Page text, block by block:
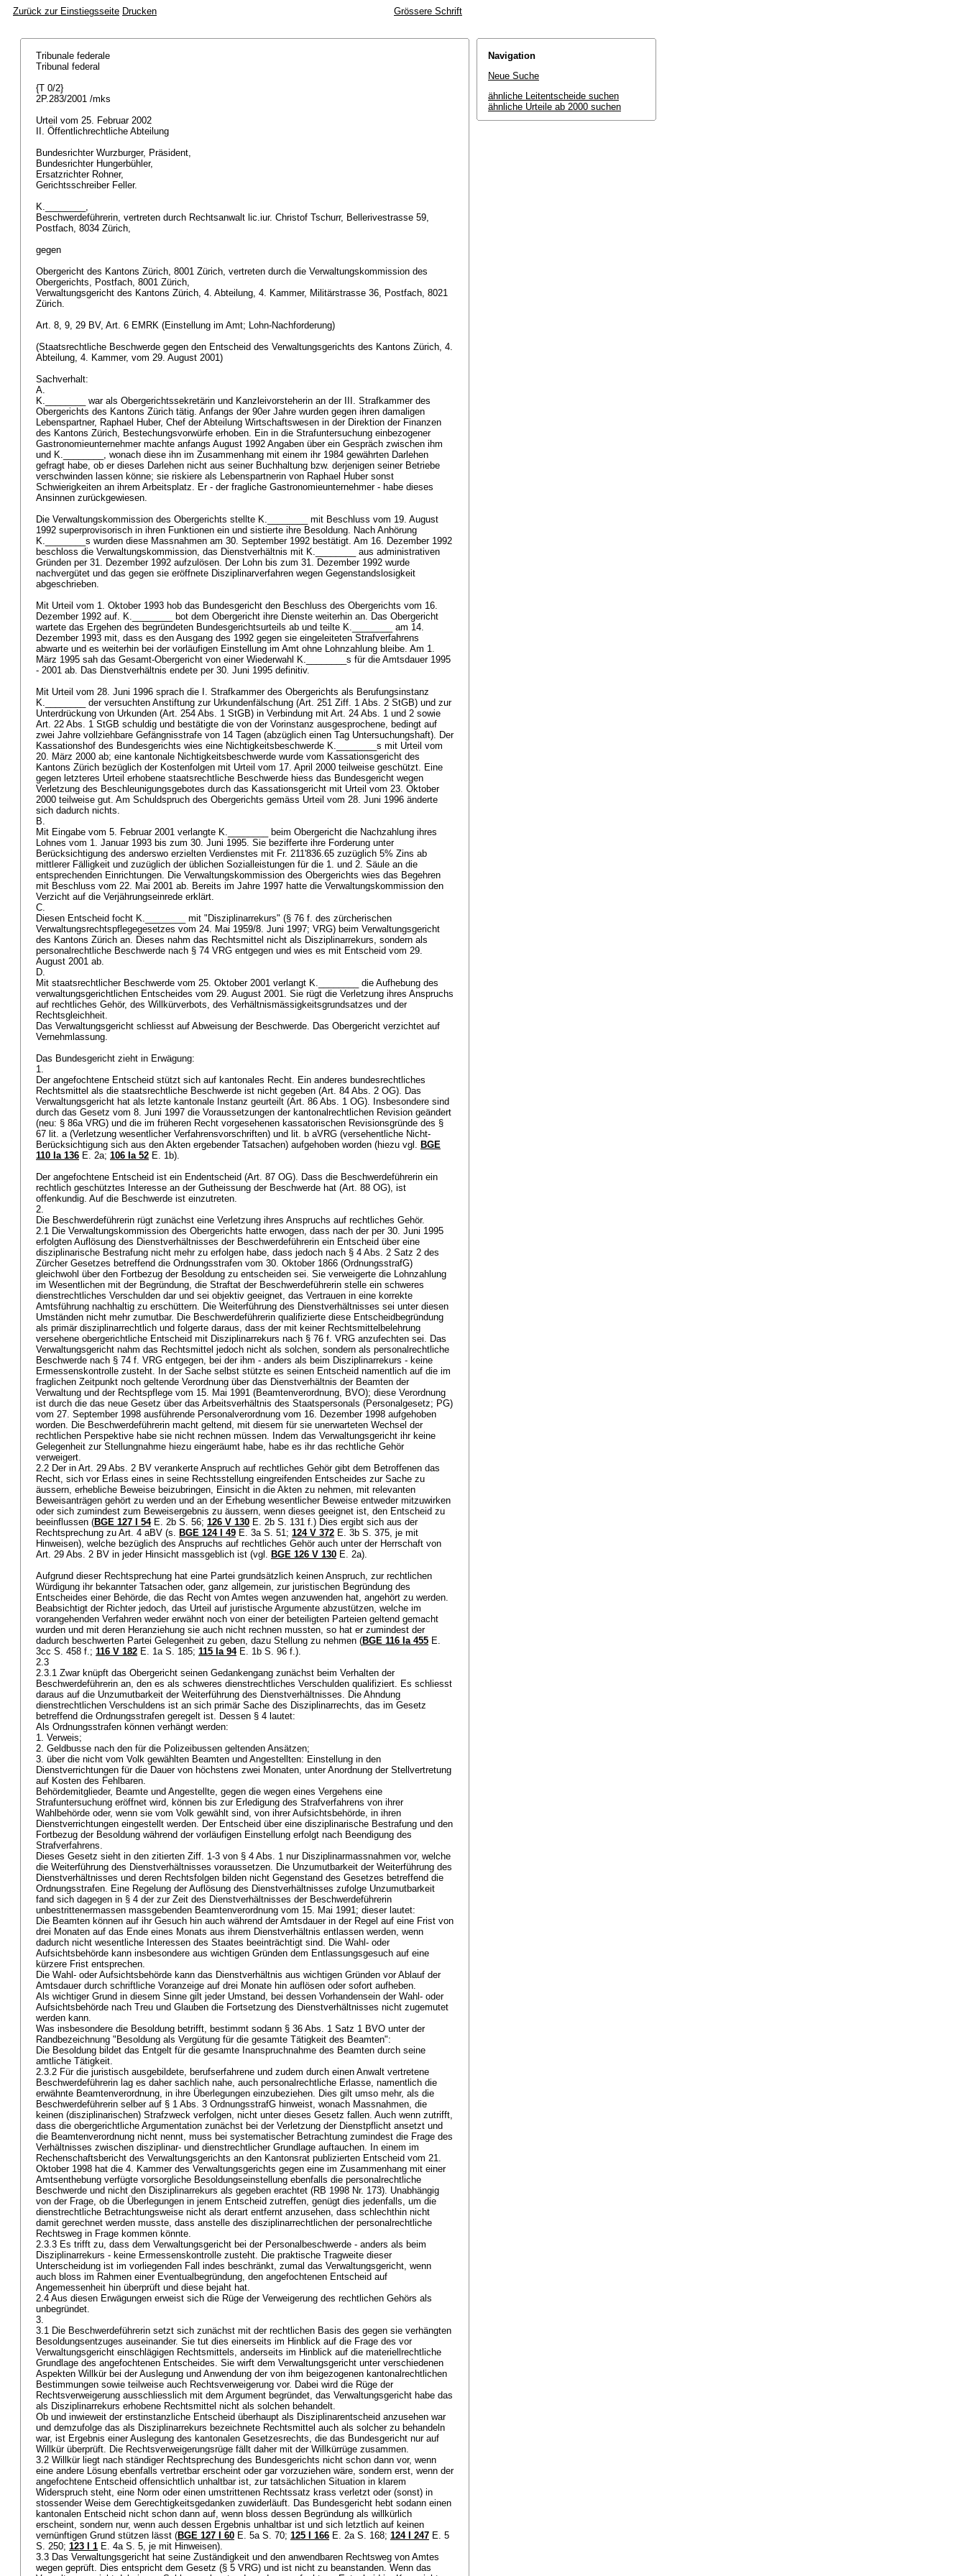
Zurück zur Einstiegsseite Drucken Grössere Schrift
Tribunale federale
Tribunal federal
{T 0/2}
2P.283/2001 /mks
Urteil vom 25. Februar 2002
II. Öffentlichrechtliche Abteilung
Bundesrichter Wurzburger, Präsident,
Bundesrichter Hungerbühler,
Ersatzrichter Rohner,
Gerichtsschreiber Feller.
K.________,
Beschwerdeführerin, vertreten durch Rechtsanwalt lic.iur. Christof Tschurr, Bellerivestrasse 59,
Postfach, 8034 Zürich,
gegen
Obergericht des Kantons Zürich, 8001 Zürich, vertreten durch die Verwaltungskommission des
Obergerichts, Postfach, 8001 Zürich,
Verwaltungsgericht des Kantons Zürich, 4. Abteilung, 4. Kammer, Militärstrasse 36, Postfach, 8021
Zürich.
Art. 8, 9, 29 BV, Art. 6 EMRK (Einstellung im Amt; Lohn-Nachforderung)
(Staatsrechtliche Beschwerde gegen den Entscheid des Verwaltungsgerichts des Kantons Zürich, 4.
Abteilung, 4. Kammer, vom 29. August 2001)
Sachverhalt:
A.
K.________ war als Obergerichtssekretärin und Kanzleivorsteherin an der III. Strafkammer des
Obergerichts des Kantons Zürich tätig. Anfangs der 90er Jahre wurden gegen ihren damaligen
Lebenspartner, Raphael Huber, Chef der Abteilung Wirtschaftswesen in der Direktion der Finanzen
des Kantons Zürich, Bestechungsvorwürfe erhoben. Ein in die Strafuntersuchung einbezogener
Gastronomieunternehmer machte anfangs August 1992 Angaben über ein Gespräch zwischen ihm
und K.________, wonach diese ihn im Zusammenhang mit einem ihr 1984 gewährten Darlehen
gefragt habe, ob er dieses Darlehen nicht aus seiner Buchhaltung bzw. derjenigen seiner Betriebe
verschwinden lassen könne; sie riskiere als Lebenspartnerin von Raphael Huber sonst
Schwierigkeiten an ihrem Arbeitsplatz. Er - der fragliche Gastronomieunternehmer - habe dieses
Ansinnen zurückgewiesen.
Die Verwaltungskommission des Obergerichts stellte K.________ mit Beschluss vom 19. August
1992 superprovisorisch in ihren Funktionen ein und sistierte ihre Besoldung. Nach Anhörung
K.________s wurden diese Massnahmen am 30. September 1992 bestätigt. Am 16. Dezember 1992
beschloss die Verwaltungskommission, das Dienstverhältnis mit K.________ aus administrativen
Gründen per 31. Dezember 1992 aufzulösen. Der Lohn bis zum 31. Dezember 1992 wurde
nachvergütet und das gegen sie eröffnete Disziplinarverfahren wegen Gegenstandslosigkeit
abgeschrieben.
Mit Urteil vom 1. Oktober 1993 hob das Bundesgericht den Beschluss des Obergerichts vom 16.
Dezember 1992 auf. K.________ bot dem Obergericht ihre Dienste weiterhin an. Das Obergericht
wartete das Ergehen des begründeten Bundesgerichtsurteils ab und teilte K.________ am 14.
Dezember 1993 mit, dass es den Ausgang des 1992 gegen sie eingeleiteten Strafverfahrens
abwarte und es weiterhin bei der vorläufigen Einstellung im Amt ohne Lohnzahlung bleibe. Am 1.
März 1995 sah das Gesamt-Obergericht von einer Wiederwahl K.________s für die Amtsdauer 1995
- 2001 ab. Das Dienstverhältnis endete per 30. Juni 1995 definitiv.
Mit Urteil vom 28. Juni 1996 sprach die I. Strafkammer des Obergerichts als Berufungsinstanz
K.________ der versuchten Anstiftung zur Urkundenfälschung (Art. 251 Ziff. 1 Abs. 2 StGB) und zur
Unterdrückung von Urkunden (Art. 254 Abs. 1 StGB) in Verbindung mit Art. 24 Abs. 1 und 2 sowie
Art. 22 Abs. 1 StGB schuldig und bestätigte die von der Vorinstanz ausgesprochene, bedingt auf
zwei Jahre vollziehbare Gefängnisstrafe von 14 Tagen (abzüglich einen Tag Untersuchungshaft). Der
Kassationshof des Bundesgerichts wies eine Nichtigkeitsbeschwerde K.________s mit Urteil vom
20. März 2000 ab; eine kantonale Nichtigkeitsbeschwerde wurde vom Kassationsgericht des
Kantons Zürich bezüglich der Kostenfolgen mit Urteil vom 17. April 2000 teilweise geschützt. Eine
gegen letzteres Urteil erhobene staatsrechtliche Beschwerde hiess das Bundesgericht wegen
Verletzung des Beschleunigungsgebotes durch das Kassationsgericht mit Urteil vom 23. Oktober
2000 teilweise gut. Am Schuldspruch des Obergerichts gemäss Urteil vom 28. Juni 1996 änderte
sich dadurch nichts.
B.
Mit Eingabe vom 5. Februar 2001 verlangte K.________ beim Obergericht die Nachzahlung ihres
Lohnes vom 1. Januar 1993 bis zum 30. Juni 1995. Sie bezifferte ihre Forderung unter
Berücksichtigung des anderswo erzielten Verdienstes mit Fr. 211'836.65 zuzüglich 5% Zins ab
mittlerer Fälligkeit und zuzüglich der üblichen Sozialleistungen für die 1. und 2. Säule an die
entsprechenden Einrichtungen. Die Verwaltungskommission des Obergerichts wies das Begehren
mit Beschluss vom 22. Mai 2001 ab. Bereits im Jahre 1997 hatte die Verwaltungskommission den
Verzicht auf die Verjährungseinrede erklärt.
C.
Diesen Entscheid focht K.________ mit "Disziplinarrekurs" (§ 76 f. des zürcherischen
Verwaltungsrechtspflegegesetzes vom 24. Mai 1959/8. Juni 1997; VRG) beim Verwaltungsgericht
des Kantons Zürich an. Dieses nahm das Rechtsmittel nicht als Disziplinarrekurs, sondern als
personalrechtliche Beschwerde nach § 74 VRG entgegen und wies es mit Entscheid vom 29.
August 2001 ab.
D.
Mit staatsrechtlicher Beschwerde vom 25. Oktober 2001 verlangt K.________ die Aufhebung des
verwaltungsgerichtlichen Entscheides vom 29. August 2001. Sie rügt die Verletzung ihres Anspruchs
auf rechtliches Gehör, des Willkürverbots, des Verhältnismässigkeitsgrundsatzes und der
Rechtsgleichheit.
Das Verwaltungsgericht schliesst auf Abweisung der Beschwerde. Das Obergericht verzichtet auf
Vernehmlassung.
Das Bundesgericht zieht in Erwägung:
1.
Der angefochtene Entscheid stützt sich auf kantonales Recht. Ein anderes bundesrechtliches
Rechtsmittel als die staatsrechtliche Beschwerde ist nicht gegeben (Art. 84 Abs. 2 OG). Das
Verwaltungsgericht hat als letzte kantonale Instanz geurteilt (Art. 86 Abs. 1 OG). Insbesondere sind
durch das Gesetz vom 8. Juni 1997 die Voraussetzungen der kantonalrechtlichen Revision geändert
(neu: § 86a VRG) und die im früheren Recht vorgesehenen kassatorischen Revisionsgründe des §
67 lit. a (Verletzung wesentlicher Verfahrensvorschriften) und lit. b aVRG (versehentliche Nicht-
Berücksichtigung sich aus den Akten ergebender Tatsachen) aufgehoben worden (hiezu vgl. BGE
110 Ia 136 E. 2a; 106 Ia 52 E. 1b).
Der angefochtene Entscheid ist ein Endentscheid (Art. 87 OG). Dass die Beschwerdeführerin ein
rechtlich geschütztes Interesse an der Gutheissung der Beschwerde hat (Art. 88 OG), ist
offenkundig. Auf die Beschwerde ist einzutreten.
2.
Die Beschwerdeführerin rügt zunächst eine Verletzung ihres Anspruchs auf rechtliches Gehör.
2.1 Die Verwaltungskommission des Obergerichts hatte erwogen, dass nach der per 30. Juni 1995
erfolgten Auflösung des Dienstverhältnisses der Beschwerdeführerin ein Entscheid über eine
disziplinarische Bestrafung nicht mehr zu erfolgen habe, dass jedoch nach § 4 Abs. 2 Satz 2 des
Zürcher Gesetzes betreffend die Ordnungsstrafen vom 30. Oktober 1866 (OrdnungsstrafG)
gleichwohl über den Fortbezug der Besoldung zu entscheiden sei. Sie verweigerte die Lohnzahlung
im Wesentlichen mit der Begründung, die Straftat der Beschwerdeführerin stelle ein schweres
dienstrechtliches Verschulden dar und sei objektiv geeignet, das Vertrauen in eine korrekte
Amtsführung nachhaltig zu erschüttern. Die Weiterführung des Dienstverhältnisses sei unter diesen
Umständen nicht mehr zumutbar. Die Beschwerdeführerin qualifizierte diese Entscheidbegründung
als primär disziplinarrechtlich und folgerte daraus, dass der mit keiner Rechtsmittelbelehrung
versehene obergerichtliche Entscheid mit Disziplinarrekurs nach § 76 f. VRG anzufechten sei. Das
Verwaltungsgericht nahm das Rechtsmittel jedoch nicht als solchen, sondern als personalrechtliche
Beschwerde nach § 74 f. VRG entgegen, bei der ihm - anders als beim Disziplinarrekurs - keine
Ermessenskontrolle zusteht. In der Sache selbst stützte es seinen Entscheid namentlich auf die im
fraglichen Zeitpunkt noch geltende Verordnung über das Dienstverhältnis der Beamten der
Verwaltung und der Rechtspflege vom 15. Mai 1991 (Beamtenverordnung, BVO); diese Verordnung
ist durch die das neue Gesetz über das Arbeitsverhältnis des Staatspersonals (Personalgesetz; PG)
vom 27. September 1998 ausführende Personalverordnung vom 16. Dezember 1998 aufgehoben
worden. Die Beschwerdeführerin macht geltend, mit diesem für sie unerwarteten Wechsel der
rechtlichen Perspektive habe sie nicht rechnen müssen. Indem das Verwaltungsgericht ihr keine
Gelegenheit zur Stellungnahme hiezu eingeräumt habe, habe es ihr das rechtliche Gehör
verweigert.
2.2 Der in Art. 29 Abs. 2 BV verankerte Anspruch auf rechtliches Gehör gibt dem Betroffenen das
Recht, sich vor Erlass eines in seine Rechtsstellung eingreifenden Entscheides zur Sache zu
äussern, erhebliche Beweise beizubringen, Einsicht in die Akten zu nehmen, mit relevanten
Beweisanträgen gehört zu werden und an der Erhebung wesentlicher Beweise entweder mitzuwirken
oder sich zumindest zum Beweisergebnis zu äussern, wenn dieses geeignet ist, den Entscheid zu
beeinflussen (BGE 127 I 54E. 2b S. 56; 126 V 130 E. 2b S. 131 f.) Dies ergibt sich aus der
Rechtsprechung zu Art. 4 aBV (s. BGE 124 I 49 E. 3a S. 51; 124 V 372 E. 3b S. 375, je mit
Hinweisen), welche bezüglich des Anspruchs auf rechtliches Gehör auch unter der Herrschaft von
Art. 29 Abs. 2 BV in jeder Hinsicht massgeblich ist (vgl. BGE 126 V 130 E. 2a).
Aufgrund dieser Rechtsprechung hat eine Partei grundsätzlich keinen Anspruch, zur rechtlichen
Würdigung ihr bekannter Tatsachen oder, ganz allgemein, zur juristischen Begründung des
Entscheides einer Behörde, die das Recht von Amtes wegen anzuwenden hat, angehört zu werden.
Beabsichtigt der Richter jedoch, das Urteil auf juristische Argumente abzustützen, welche im
vorangehenden Verfahren weder erwähnt noch von einer der beteiligten Parteien geltend gemacht
wurden und mit deren Heranziehung sie auch nicht rechnen mussten, so hat er zumindest der
dadurch beschwerten Partei Gelegenheit zu geben, dazu Stellung zu nehmen (BGE 116 Ia 455 E.
3cc S. 458 f.; 116 V 182 E. 1a S. 185; 115 Ia 94E. 1b S. 96 f.).
2.3
2.3.1 Zwar knüpft das Obergericht seinen Gedankengang zunächst beim Verhalten der
Beschwerdeführerin an, den es als schweres dienstrechtliches Verschulden qualifiziert. Es schliesst
daraus auf die Unzumutbarkeit der Weiterführung des Dienstverhältnisses. Die Ahndung
dienstrechtlichen Verschuldens ist an sich primär Sache des Disziplinarrechts, das im Gesetz
betreffend die Ordnungsstrafen geregelt ist. Dessen § 4 lautet:
Als Ordnungsstrafen können verhängt werden:
1. Verweis;
2. Geldbusse nach den für die Polizeibussen geltenden Ansätzen;
3. über die nicht vom Volk gewählten Beamten und Angestellten: Einstellung in den
Dienstverrichtungen für die Dauer von höchstens zwei Monaten, unter Anordnung der Stellvertretung
auf Kosten des Fehlbaren.
Behördemitglieder, Beamte und Angestellte, gegen die wegen eines Vergehens eine
Strafuntersuchung eröffnet wird, können bis zur Erledigung des Strafverfahrens von ihrer
Wahlbehörde oder, wenn sie vom Volk gewählt sind, von ihrer Aufsichtsbehörde, in ihren
Dienstverrichtungen eingestellt werden. Der Entscheid über eine disziplinarische Bestrafung und den
Fortbezug der Besoldung während der vorläufigen Einstellung erfolgt nach Beendigung des
Strafverfahrens.
Dieses Gesetz sieht in den zitierten Ziff. 1-3 von § 4 Abs. 1 nur Disziplinarmassnahmen vor, welche
die Weiterführung des Dienstverhältnisses voraussetzen. Die Unzumutbarkeit der Weiterführung des
Dienstverhältnisses und deren Rechtsfolgen bilden nicht Gegenstand des Gesetzes betreffend die
Ordnungsstrafen. Eine Regelung der Auflösung des Dienstverhältnisses zufolge Unzumutbarkeit
fand sich dagegen in § 4 der zur Zeit des Dienstverhältnisses der Beschwerdeführerin
unbestrittenermassen massgebenden Beamtenverordnung vom 15. Mai 1991; dieser lautet:
Die Beamten können auf ihr Gesuch hin auch während der Amtsdauer in der Regel auf eine Frist von
drei Monaten auf das Ende eines Monats aus ihrem Dienstverhältnis entlassen werden, wenn
dadurch nicht wesentliche Interessen des Staates beeinträchtigt sind. Die Wahl- oder
Aufsichtsbehörde kann insbesondere aus wichtigen Gründen dem Entlassungsgesuch auf eine
kürzere Frist entsprechen.
Die Wahl- oder Aufsichtsbehörde kann das Dienstverhältnis aus wichtigen Gründen vor Ablauf der
Amtsdauer durch schriftliche Voranzeige auf drei Monate hin auflösen oder sofort aufheben.
Als wichtiger Grund in diesem Sinne gilt jeder Umstand, bei dessen Vorhandensein der Wahl- oder
Aufsichtsbehörde nach Treu und Glauben die Fortsetzung des Dienstverhältnisses nicht zugemutet
werden kann.
Was insbesondere die Besoldung betrifft, bestimmt sodann § 36 Abs. 1 Satz 1 BVO unter der
Randbezeichnung "Besoldung als Vergütung für die gesamte Tätigkeit des Beamten":
Die Besoldung bildet das Entgelt für die gesamte Inanspruchnahme des Beamten durch seine
amtliche Tätigkeit.
2.3.2 Für die juristisch ausgebildete, berufserfahrene und zudem durch einen Anwalt vertretene
Beschwerdeführerin lag es daher sachlich nahe, auch personalrechtliche Erlasse, namentlich die
erwähnte Beamtenverordnung, in ihre Überlegungen einzubeziehen. Dies gilt umso mehr, als die
Beschwerdeführerin selber auf § 1 Abs. 3 OrdnungsstrafG hinweist, wonach Massnahmen, die
keinen (disziplinarischen) Strafzweck verfolgen, nicht unter dieses Gesetz fallen. Auch wenn zutrifft,
dass die obergerichtliche Argumentation zunächst bei der Verletzung der Dienstpflicht ansetzt und
die Beamtenverordnung nicht nennt, muss bei systematischer Betrachtung zumindest die Frage des
Verhältnisses zwischen disziplinar- und dienstrechtlicher Grundlage auftauchen. In einem im
Rechenschaftsbericht des Verwaltungsgerichts an den Kantonsrat publizierten Entscheid vom 21.
Oktober 1998 hat die 4. Kammer des Verwaltungsgerichts gegen eine im Zusammenhang mit einer
Amtsenthebung verfügte vorsorgliche Besoldungseinstellung ebenfalls die personalrechtliche
Beschwerde und nicht den Disziplinarrekurs als gegeben erachtet (RB 1998 Nr. 173). Unabhängig
von der Frage, ob die Überlegungen in jenem Entscheid zutreffen, genügt dies jedenfalls, um die
dienstrechtliche Betrachtungsweise nicht als derart entfernt anzusehen, dass schlechthin nicht
damit gerechnet werden musste, dass anstelle des disziplinarrechtlichen der personalrechtliche
Rechtsweg in Frage kommen könnte.
2.3.3 Es trifft zu, dass dem Verwaltungsgericht bei der Personalbeschwerde - anders als beim
Disziplinarrekurs - keine Ermessenskontrolle zusteht. Die praktische Tragweite dieser
Unterscheidung ist im vorliegenden Fall indes beschränkt, zumal das Verwaltungsgericht, wenn
auch bloss im Rahmen einer Eventualbegründung, den angefochtenen Entscheid auf
Angemessenheit hin überprüft und diese bejaht hat.
2.4 Aus diesen Erwägungen erweist sich die Rüge der Verweigerung des rechtlichen Gehörs als
unbegründet.
3.
3.1 Die Beschwerdeführerin setzt sich zunächst mit der rechtlichen Basis des gegen sie verhängten
Besoldungsentzuges auseinander. Sie tut dies einerseits im Hinblick auf die Frage des vor
Verwaltungsgericht einschlägigen Rechtsmittels, anderseits im Hinblick auf die materiellrechtliche
Grundlage des angefochtenen Entscheides. Sie wirft dem Verwaltungsgericht unter verschiedenen
Aspekten Willkür bei der Auslegung und Anwendung der von ihm beigezogenen kantonalrechtlichen
Bestimmungen sowie teilweise auch Rechtsverweigerung vor. Dabei wird die Rüge der
Rechtsverweigerung ausschliesslich mit dem Argument begründet, das Verwaltungsgericht habe das
als Disziplinarrekurs erhobene Rechtsmittel nicht als solchen behandelt.
Ob und inwieweit der erstinstanzliche Entscheid überhaupt als Disziplinarentscheid anzusehen war
und demzufolge das als Disziplinarrekurs bezeichnete Rechtsmittel auch als solcher zu behandeln
war, ist Ergebnis einer Auslegung des kantonalen Gesetzesrechts, die das Bundesgericht nur auf
Willkür überprüft. Die Rechtsverweigerungsrüge fällt daher mit der Willkürrüge zusammen.
3.2 Willkür liegt nach ständiger Rechtsprechung des Bundesgerichts nicht schon dann vor, wenn
eine andere Lösung ebenfalls vertretbar erscheint oder gar vorzuziehen wäre, sondern erst, wenn der
angefochtene Entscheid offensichtlich unhaltbar ist, zur tatsächlichen Situation in klarem
Widerspruch steht, eine Norm oder einen umstrittenen Rechtssatz krass verletzt oder (sonst) in
stossender Weise dem Gerechtigkeitsgedanken zuwiderläuft. Das Bundesgericht hebt sodann einen
kantonalen Entscheid nicht schon dann auf, wenn bloss dessen Begründung als willkürlich
erscheint, sondern nur, wenn auch dessen Ergebnis unhaltbar ist und sich letztlich auf keinen
vernünftigen Grund stützen lässt (BGE 127 I 60 E. 5a S. 70; 125 I 166 E. 2a S. 168; 124 I 247 E. 5
S. 250; 123 I 1 E. 4a S. 5, je mit Hinweisen).
3.3 Das Verwaltungsgericht hat seine Zuständigkeit und den anwendbaren Rechtsweg von Amtes
wegen geprüft. Dies entspricht dem Gesetz (§ 5 VRG) und ist nicht zu beanstanden. Wenn das
Navigation
Neue Suche
ähnliche Leitentscheide suchen
ähnliche Urteile ab 2000 suchen